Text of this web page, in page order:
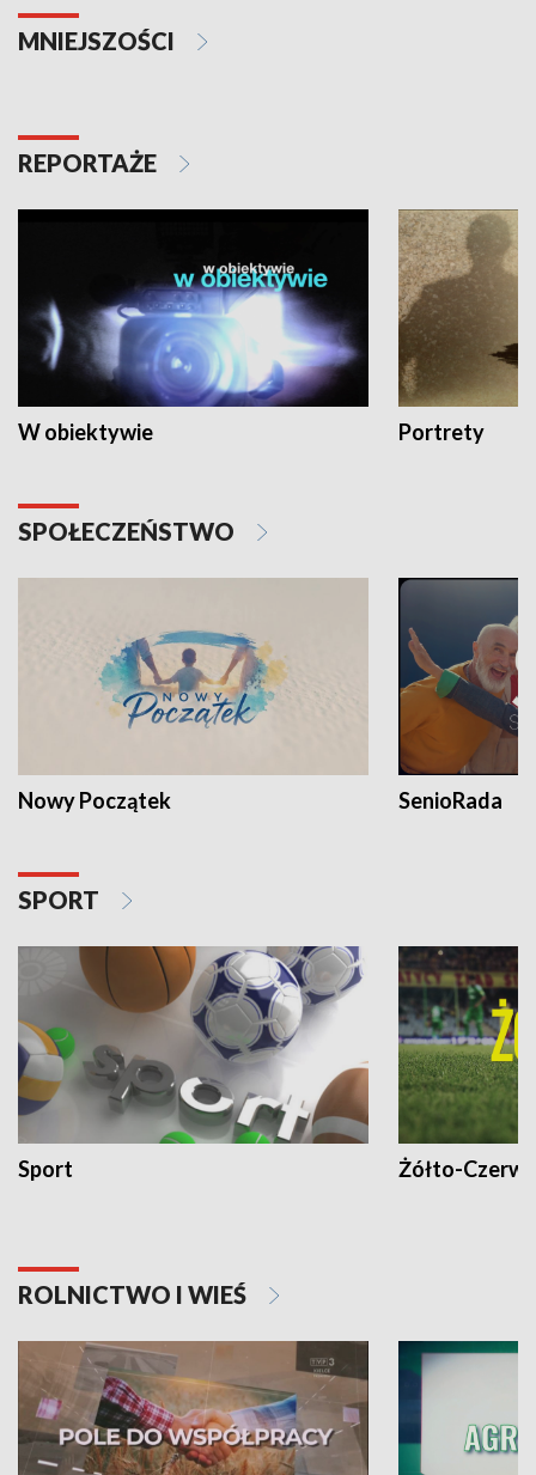
MNIEJSZOŚCI
REPORTAŻE
W obiektywie Portrety
SPOŁECZEŃSTWO
Nowy Początek SenioRada
SPORT
Sport Żółto-
ROLNICTWO I WIEŚ